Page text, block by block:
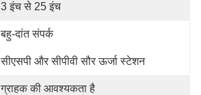
3 इंच से 25 इंच
बहु-दांत संपर्क
सीएसपी और सीपीवी सौर ऊर्जा स्टेशन
ग्राहक की आवश्यकता है